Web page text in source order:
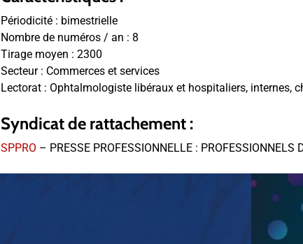
Périodicité : bimestrielle
Nombre de numéros / an : 8
Tirage moyen :2300
Secteur : Commerces et services
Lectorat : Ophtalmologiste libéraux et hospitaliers, internes,
Syndicat de rattachement :
SPPRO – PRESSE PROFESSIONNELLE : PROFESSIONNELS